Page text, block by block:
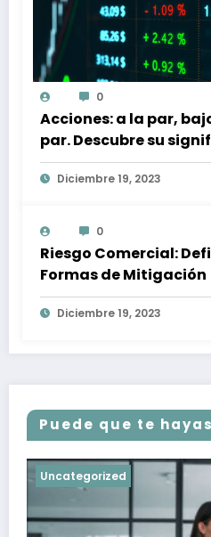
0
Acciones: a la par,
par. Descubre su
afectan a tu inversión
Diciembre 19, 2023
0
Riesgo Comercial:
Formas de Mitigación
Diciembre 19, 2023
Puede que te
Uncategorized